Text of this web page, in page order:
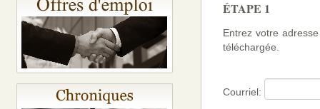
ÉTAPE 1
Entrez votre
téléchargée.
Courriel: